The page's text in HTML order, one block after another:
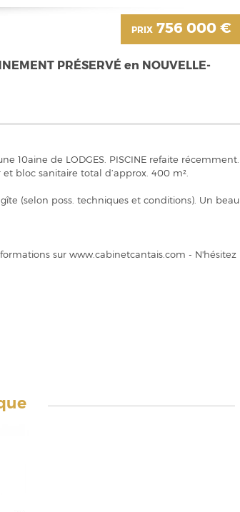
PRIX 756 000 €
PRÉSERVÉ en NOUVELLE-
10aine de LODGES. PISCINE refaite récemment.
bloc sanitaire total d’approx. 400 m².
(selon poss. techniques et conditions). Un beau
sur www.cabinetcantais.com - N'hésitez